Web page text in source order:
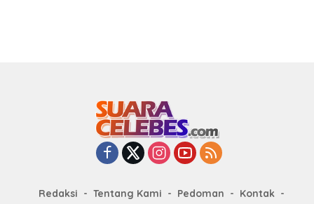
Redaksi Tentang Kami Pedoman
Kontak